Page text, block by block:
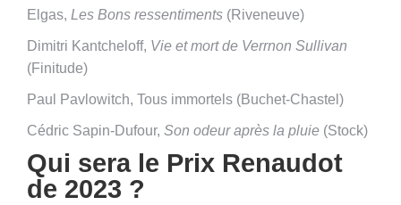
Elgas, Les Bons ressentiments (Riveneuve)
Dimitri Kantcheloff, Vie et mort de Verrnon Sullivan
(Finitude)
Paul Pavlowitch, Tous immortels (Buchet-Chastel)
Cédric Sapin-Dufour, Son odeur après la pluie (Stock)
Qui sera le Prix Renaudot
de 2023 ?